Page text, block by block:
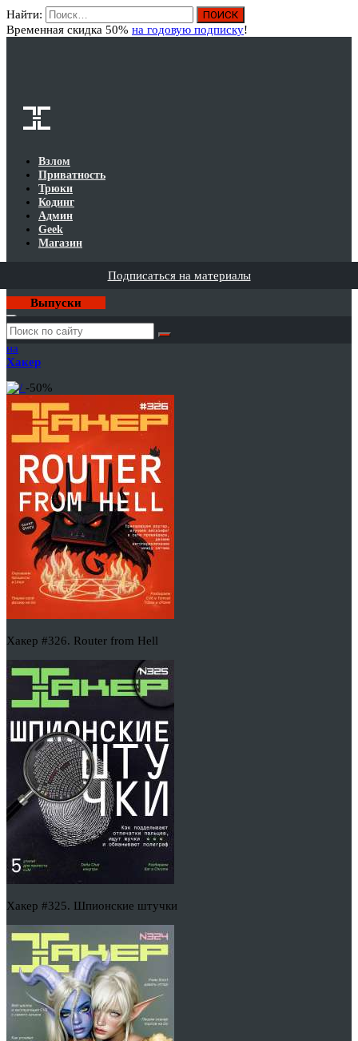
Найти:
Временная скидка 50% на годовую подписку!
Взлом
Приватность
Трюки
Кодинг
Админ
Geek
Магазин
Подписаться на материалы
Выпуски
Годовая
подписка
на
Хакер
-50%
Хакер #326. Router from Hell
Хакер #325. Шпионские штучки